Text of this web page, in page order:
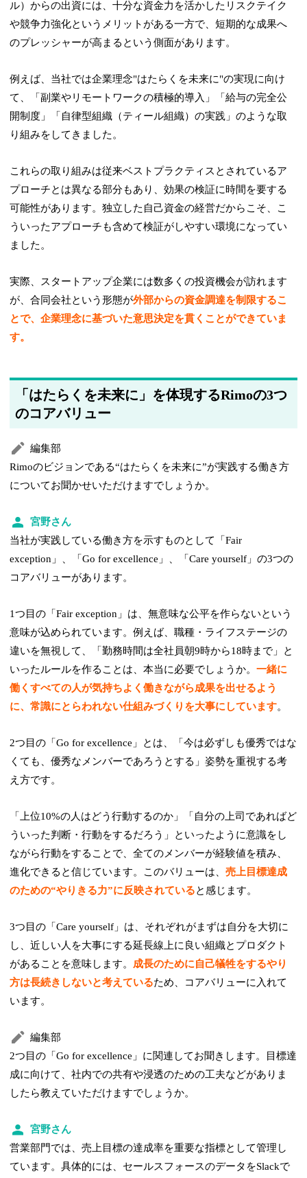
ル）からの出資には、十分な資金力を活かしたリスクテイク
や競争力強化というメリットがある一方で、短期的な成果へ
のプレッシャーが高まるという側面があります。
例えば、当社では企業理念"はたらくを未来に"の実現に向け
て、「副業やリモートワークの積極的導入」「給与の完全公
開制度」「自律型組織（ティール組織）の実践」のような取
り組みをしてきました。
これらの取り組みは従来ベストプラクティスとされているア
プローチとは異なる部分もあり、効果の検証に時間を要する
可能性があります。独立した自己資金の経営だからこそ、こ
ういったアプローチも含めて検証がしやすい環境になってい
ました。
実際、スタートアップ企業には数多くの投資機会が訪れます
が、合同会社という形態が外部からの資金調達を制限するこ
とで、企業理念に基づいた意思決定を貫くことができていま
す。
「はたらくを未来に」を体現するRimoの3つ
のコアバリュー
編集部
Rimoのビジョンである“はたらくを未来に”が実践する働き方
についてお聞かせいただけますでしょうか。
宮野さん
当社が実践している働き方を示すものとして「Fair
exception」、「Go for excellence」、「Care yourself」の3つの
コアバリューがあります。
1つ目の「Fair exception」は、無意味な公平を作らないという
意味が込められています。例えば、職種・ライフステージの
違いを無視して、「勤務時間は全社員朝9時から18時まで」と
いったルールを作ることは、本当に必要でしょうか。一緒に
働くすべての人が気持ちよく働きながら成果を出せるよう
に、常識にとらわれない仕組みづくりを大事にしています。
2つ目の「Go for excellence」とは、「今は必ずしも優秀ではな
くても、優秀なメンバーであろうとする」姿勢を重視する考
え方です。
「上位10%の人はどう行動するのか」「自分の上司であればど
ういった判断・行動をするだろう」といったように意識をし
ながら行動をすることで、全てのメンバーが経験値を積み、
進化できると信じています。このバリューは、売上目標達成
のための“やりきる力”に反映されていると感じます。
3つ目の「Care yourself」は、それぞれがまずは自分を大切に
し、近しい人を大事にする延長線上に良い組織とプロダクト
があることを意味します。 成長のために自己犠牲をするやり
方は長続きしないと考えているため、コアバリューに入れて
います。
編集部
2つ目の「Go for excellence」に関連してお聞きします。目標達
成に向けて、社内での共有や浸透のための工夫などがありま
したら教えていただけますでしょうか。
宮野さん
営業部門では、売上目標の達成率を重要な指標として管理し
ています。具体的には、セールスフォースのデータをSlackで